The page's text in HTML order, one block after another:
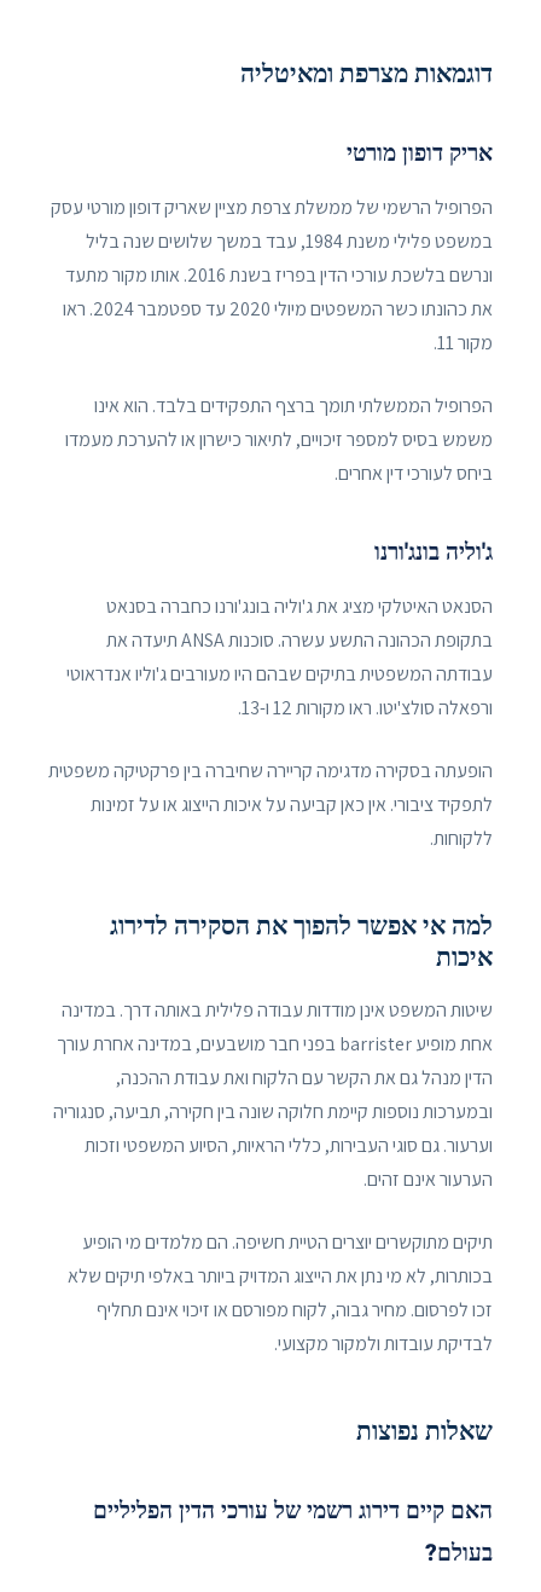
דוגמאות מצרפת ומאיטליה
אריק דופון מורטי
הפרופיל הרשמי של ממשלת צרפת מציין שאריק דופון מורטי עסק
במשפט פלילי משנת 1984, עבד במשך שלושים שנה בליל
ונרשם בלשכת עורכי הדין בפריז בשנת 2016. אותו מקור מתעד
את כהונתו כשר המשפטים מיולי 2020 עד ספטמבר 2024. ראו
מקור 11.
הפרופיל הממשלתי תומך ברצף התפקידים בלבד. הוא אינו
משמש בסיס למספר זיכויים, לתיאור כישרון או להערכת מעמדו
ביחס לעורכי דין אחרים.
ג'וליה בונג'ורנו
הסנאט האיטלקי מציג את ג'וליה בונג'ורנו כחברה בסנאט
בתקופת הכהונה התשע עשרה. סוכנות ANSA תיעדה את
עבודתה המשפטית בתיקים שבהם היו מעורבים ג'וליו אנדראוטי
ורפאלה סולצ'יטו. ראו מקורות 12 ו-13.
הופעתה בסקירה מדגימה קריירה שחיברה בין פרקטיקה משפטית
לתפקיד ציבורי. אין כאן קביעה על איכות הייצוג או על זמינות
ללקוחות.
למה אי אפשר להפוך את הסקירה לדירוג
איכות
שיטות המשפט אינן מודדות עבודה פלילית באותה דרך. במדינה
אחת מופיע barrister בפני חבר מושבעים, במדינה אחרת עורך
הדין מנהל גם את הקשר עם הלקוח ואת עבודת ההכנה,
ובמערכות נוספות קיימת חלוקה שונה בין חקירה, תביעה, סנגוריה
וערעור. גם סוגי העבירות, כללי הראיות, הסיוע המשפטי וזכות
הערעור אינם זהים.
תיקים מתוקשרים יוצרים הטיית חשיפה. הם מלמדים מי הופיע
בכותרות, לא מי נתן את הייצוג המדויק ביותר באלפי תיקים שלא
זכו לפרסום. מחיר גבוה, לקוח מפורסם או זיכוי אינם תחליף
לבדיקת עובדות ולמקור מקצועי.
שאלות נפוצות
האם קיים דירוג רשמי של עורכי הדין הפליליים
בעולם?